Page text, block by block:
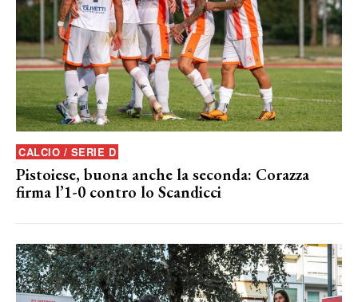
CALCIO / SERIE D
Pistoiese, buona anche la seconda: Corazza
firma l’1-0 contro lo Scandicci